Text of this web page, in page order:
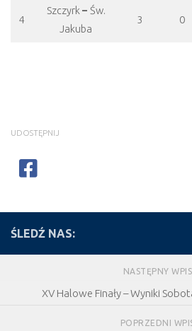
4
Szczyrk – Św.
Jakuba
3 0
UDOSTĘPNIJ
ŚLEDŹ NAS:
NASTĘPNY WPIS
XV Halowe Finały – Wyniki
POPRZEDNI